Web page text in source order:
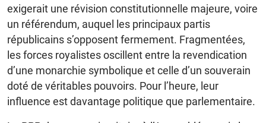
exigerait une révision constitutionnelle majeure, voire
un référendum, auquel les principaux partis
républicains s’opposent fermement. Fragmentées,
les forces royalistes oscillent entre la revendication
d’une monarchie symbolique et celle d’un souverain
doté de véritables pouvoirs. Pour l’heure, leur
influence est davantage politique que parlementaire.